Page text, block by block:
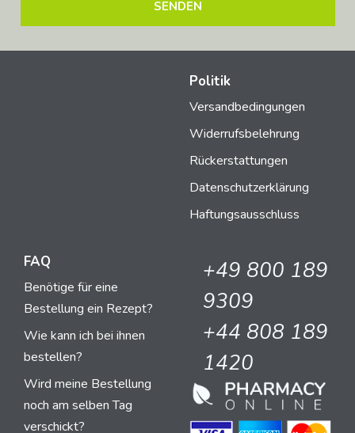
Politik
Versandbedingungen
Widerrufsbelehrung
Rückerstattungen
Datenschutzerklärung
Haftungsausschluss
FAQ
Benötige für eine
Bestellung ein Rezept?
Wie kann ich bei ihnen
bestellen?
Wird meine Bestellung
noch am selben Tag
verschickt?
+49 800 189
9309
+44 808 189
1420